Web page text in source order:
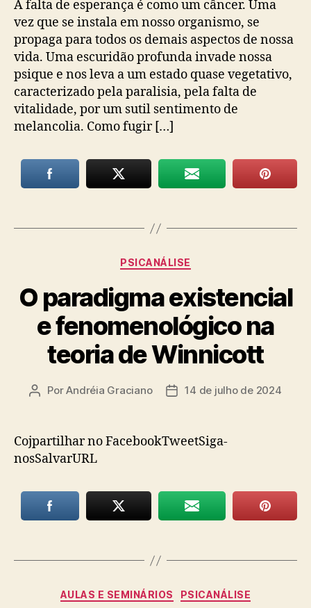
A falta de esperança é como um câncer. Uma
vez que se instala em nosso organismo, se
propaga para todos os demais aspectos de nossa
vida. Uma escuridão profunda invade nossa
psique e nos leva a um estado quase vegetativo,
caracterizado pela paralisia, pela falta de
vitalidade, por um sutil sentimento de
melancolia. Como fugir […]
Categorias
PSICANÁLISE
O paradigma existencial
e fenomenológico na
teoria de Winnicott
Autor
PorAndréia Graciano
Data14 de julho de 2024
Cojpartilhar no FacebookTweetSiga-
nosSalvarURL
Categorias
AULAS E SEMINÁRIOS PSICANÁLISE